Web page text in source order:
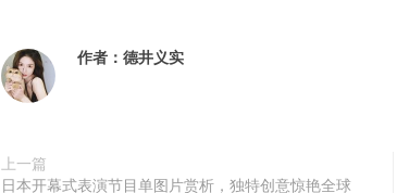
作者： 德井义实
上一篇
日本开幕式表演节目单图片赏析，独特创意惊艳全球